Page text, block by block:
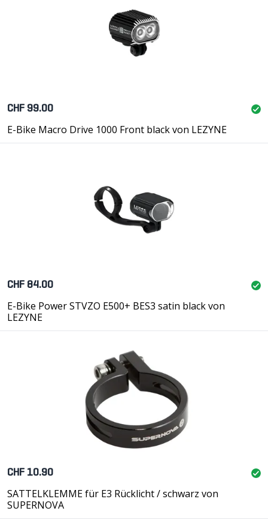
CHF 99.00
E-Bike Macro Drive 1000 Front black von LEZYNE
CHF 84.00
E-Bike Power STVZO E500+ BES3 satin black von
LEZYNE
CHF 10.90
SATTELKLEMME für E3 Rücklicht / schwarz von
SUPERNOVA